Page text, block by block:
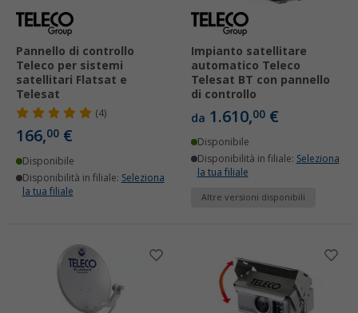
Pannello di controllo
Teleco per sistemi
satellitari Flatsat e
Telesat
(4)
166,00 €
Disponibile
Disponibilità in filiale: Seleziona
la tua filiale
Impianto satellitare
automatico Teleco
Telesat BT con pannello
di controllo
da 1.610,00 €
Disponibile
Disponibilità in filiale: Seleziona
la tua filiale
Altre versioni disponibili